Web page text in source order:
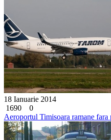
18 Ianuarie 2014
1690
0
Aeroportul Timisoara ramane fara